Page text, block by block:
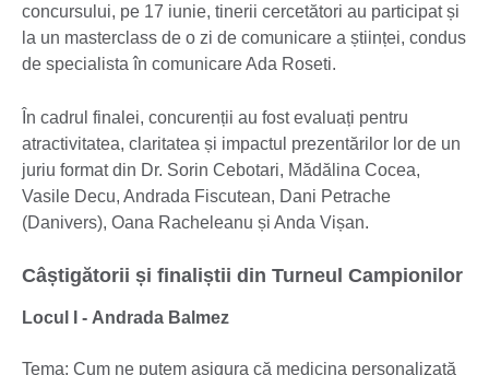
concursului, pe 17 iunie, tinerii cercetători au participat și
la un masterclass de o zi de comunicare a științei, condus
de specialista în comunicare Ada Roseti.
În cadrul finalei, concurenții au fost evaluați pentru
atractivitatea, claritatea și impactul prezentărilor lor de un
juriu format din Dr. Sorin Cebotari, Mădălina Cocea,
Vasile Decu, Andrada Fiscutean, Dani Petrache
(Danivers), Oana Racheleanu și Anda Vișan.
Câștigătorii și finaliștii din Turneul Campionilor
Locul I - Andrada Balmez
Tema: Cum ne putem asigura că medicina personalizată